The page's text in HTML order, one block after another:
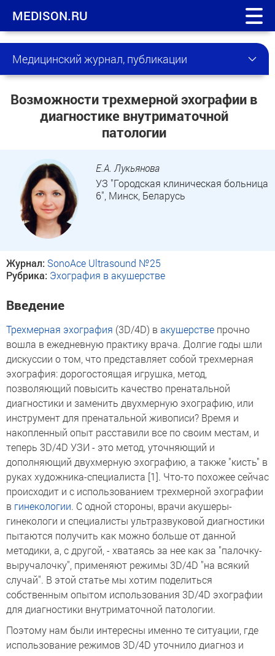
MEDISON.RU
Медицинский журнал, публикации
Возможности трехмерной эхографии в
диагностике внутриматочной
патологии
Е.А. Лукьянова
УЗ "Городская клиническая больница
6", Минск, Беларусь
Журнал: SonoAce Ultrasound №25
Рубрика: Эхография в акушерстве
Введение
Трехмерная эхография (3D/4D) в акушерстве прочно
вошла в ежедневную практику врача. Долгие годы шли
дискуссии о том, что представляет собой трехмерная
эхография: дорогостоящая игрушка, метод,
позволяющий повысить качество пренатальной
диагностики и заменить двухмерную эхографию, или
инструмент для пренатальной живописи? Время и
накопленный опыт расставили все по своим местам, и
теперь 3D/4D УЗИ - это метод, уточняющий и
дополняющий двухмерную эхографию, а также "кисть" в
руках художника-специалиста [1]. Что-то похожее сейчас
происходит и с использованием трехмерной эхографии
в гинекологии. С одной стороны, врачи акушеры-
гинекологи и специалисты ультразвуковой диагностики
пытаются получить как можно больше от данной
методики, а, с другой, - хватаясь за нее как за "палочку-
выручалочку", применяют режимы 3D/4D "на всякий
случай". В этой статье мы хотим поделиться
собственным опытом использования 3D/4D эхографии
для диагностики внутриматочной патологии.
Поэтому нам были интересны именно те ситуации, где
использование режимов 3D/4D уточнило диагноз и